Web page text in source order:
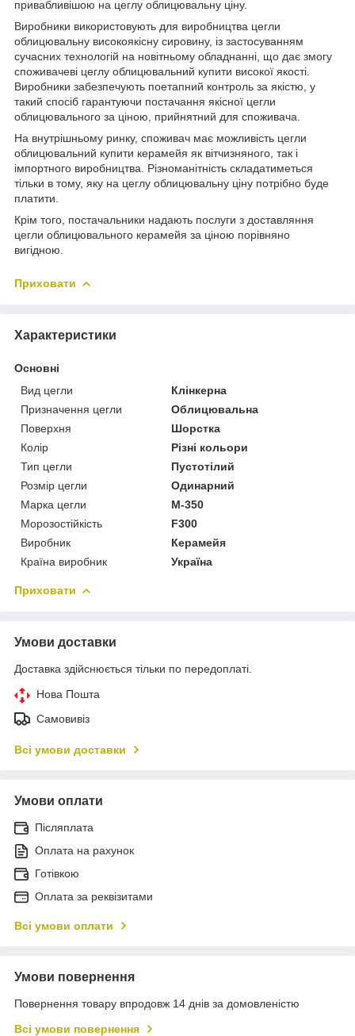
привабливішою на цеглу облицювальну ціну.
Виробники використовують для виробництва цегли
облицювальну високоякісну сировину, із застосуванням
сучасних технологій на новітньому обладнанні, що дає змогу
споживачеві цеглу облицювальний купити високої якості.
Виробники забезпечують поетапний контроль за якістю, у
такий спосіб гарантуючи постачання якісної цегли
облицювального за ціною, прийнятний для споживача.
На внутрішньому ринку, споживач має можливість цегли
облицювальний купити керамейя як вітчизняного, так і
імпортного виробництва. Різноманітність складатиметься
тільки в тому, яку на цеглу облицювальну ціну потрібно буде
платити.
Крім того, постачальники надають послуги з доставляння
цегли облицювального керамейя за ціною порівняно
вигідною.
Приховати
Характеристики
Основні
Вид цегли
Клінкерна
Призначення цегли
Облицювальна
Поверхня
Шорстка
Колір
Різні кольори
Тип цегли
Пустотілий
Розмір цегли
Одинарний
Марка цегли
М-350
Морозостійкість
F300
Виробник
Керамейя
Країна виробник
Україна
Приховати
Умови доставки
Доставка здійснюється тільки по передоплаті.
Нова Пошта
Самовивіз
Всі умови доставки
Умови оплати
Післяплата
Оплата на рахунок
Готівкою
Оплата за реквізитами
Всі умови оплати
Умови повернення
Повернення товару впродовж 14 днів за домовленістю
Всі умови повернення